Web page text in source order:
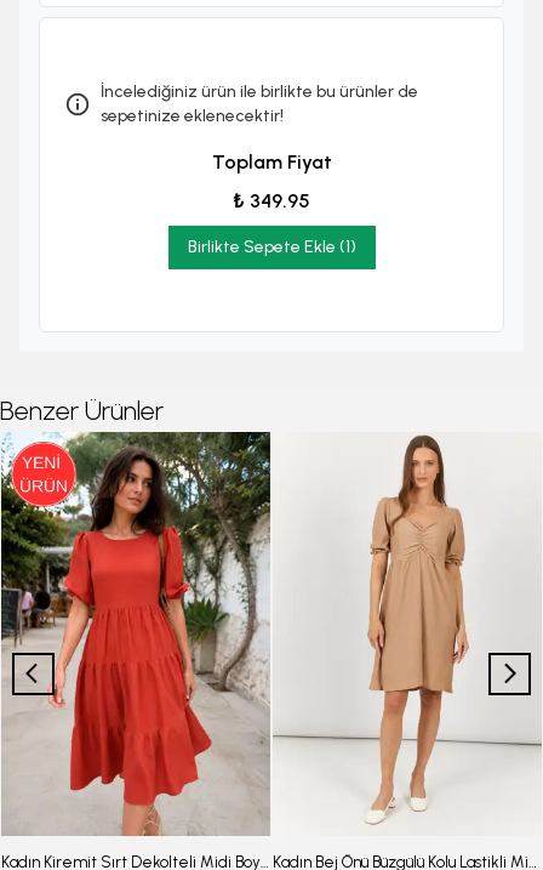
İncelediğiniz ürün ile birlikte bu ürünler de
sepetinize eklenecektir!
Toplam Fiyat
₺ 349.95
Birlikte Sepete Ekle (1)
Benzer Ürünler